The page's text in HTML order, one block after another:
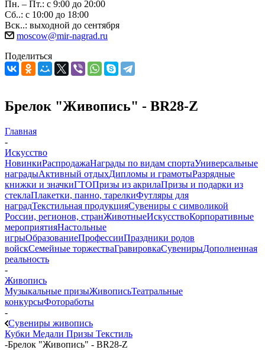
Пн. – Пт.: с 9:00 до 20:00
Сб..: с 10:00 до 18:00
Вск..: выходной до сентября
moscow@mir-nagrad.ru
Поделиться
Брелок "Живопись" - BR28-Z
Главная
-
Искусство
НовинкиРаспродажаНаграды по видам спортаУниверсальные
наградыАктивный отдыхДипломы и грамотыРазрядные
книжки и значкиГТОПризы из акрилаПризы и подарки из
стеклаПлакетки, панно, тарелкиФутляры для
наградТекстильная продукцияСувениры с символикой
России, регионов, странЖивотныеИскусствоКорпоративные
мероприятияНастольные
игрыОбразованиеПрофессииПраздники родов
войскСемейные торжестваГравировкаСувенирыДополненная
реальность
-
Живопись
Музыкальные призыЖивописьТеатральные
конкурсыФотоработы
-
Сувениры живопись
Кубки Медали Призы Текстиль
-Брелок "Живопись" - BR28-Z